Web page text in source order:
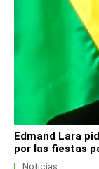
Edmand Lara
por las fiestas
Noticias